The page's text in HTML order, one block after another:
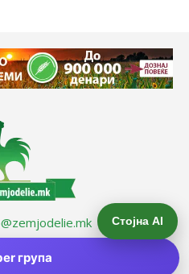
Стојна AI
група